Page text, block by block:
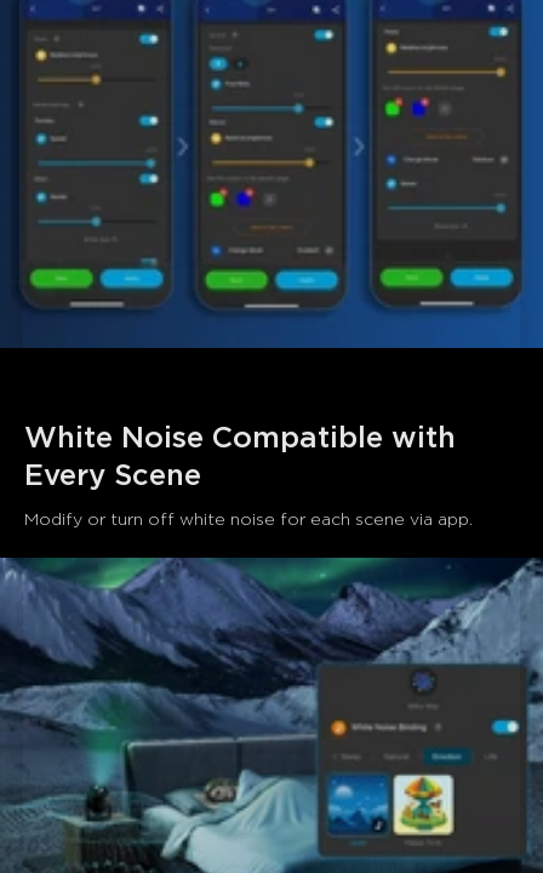
White Noise Compatible with
Every Scene
Modify or turn off white noise for each scene via app.